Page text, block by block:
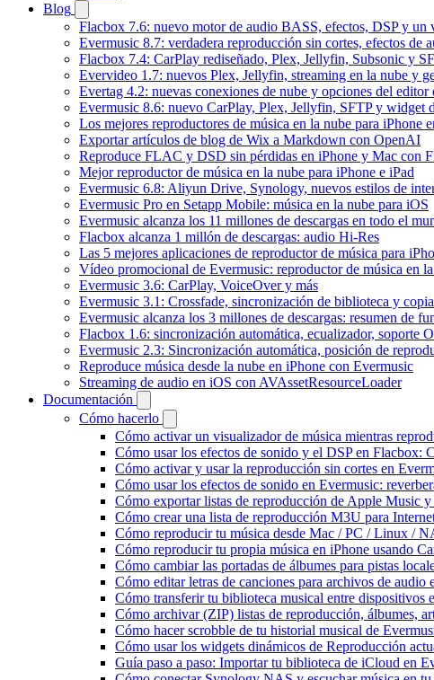
Blog
Flacbox 7.6: nuevo motor de audio BASS, efectos, DSP y un
Evermusic 8.7: verdadera reproducción sin cortes, efectos
Flacbox 7.4: CarPlay rediseñado, Plex, Jellyfin, Subsonic y
Evervideo 1.7: nuevos Plex, Jellyfin, streaming en la nube y
Evertag 4.2: nuevas conexiones de nube y opciones del editor
Evermusic 8.6: nuevo CarPlay, Plex, Jellyfin, SFTP y widget
Los mejores reproductores de música en la nube para iPhone
Exportar artículos de blog de Wix a Markdown con OpenAI
Reproduce FLAC y DSD sin pérdidas en iPhone y Mac con
Mejor reproductor de música en la nube para iPhone e iPad
Evermusic 6.8: Aliyun Drive, Synology, nuevos estilos de
Evermusic Pro en Setapp Mobile: música en la nube para iOS
Evermusic alcanza los 11 millones de descargas en todo el
Flacbox alcanza 1 millón de descargas: audio Hi-Res
Las 5 mejores aplicaciones de reproductor de música para
Vídeo promocional de Evermusic: reproductor de música en
Evermusic 3.6: CarPlay, VoiceOver y más
Evermusic 3.1: Crossfade, sincronización de biblioteca y
Evermusic alcanza los 3 millones de descargas: resumen de
Flacbox 1.6: sincronización automática, ecualizador, soporte
Evermusic 2.3: Sincronización automática, posición de
Reproduce música desde la nube en iPhone con Evermusic
Streaming de audio en iOS con AVAssetResourceLoader
Documentación
Cómo hacerlo
Cómo activar un visualizador de música mientras
Cómo usar los efectos de sonido y el DSP en Flacbox:
Cómo activar y usar la reproducción sin cortes en
Cómo usar los efectos de sonido en Evermusic:
Cómo exportar listas de reproducción de Apple Music
Cómo crear una lista de reproducción M3U para
Cómo reproducir tu música desde Mac / PC / Linux /
Cómo reproducir tu propia música en iPhone usando
Cómo cambiar las portadas de álbumes para pistas
Cómo editar letras de canciones para archivos de
Cómo transferir tu biblioteca musical entre dispositivos
Cómo archivar (ZIP) listas de reproducción, álbumes,
Cómo hacer scrobble de tu historial musical de
Cómo usar los widgets dinámicos de Reproducción
Guía paso a paso: Importar tu biblioteca de iCloud en